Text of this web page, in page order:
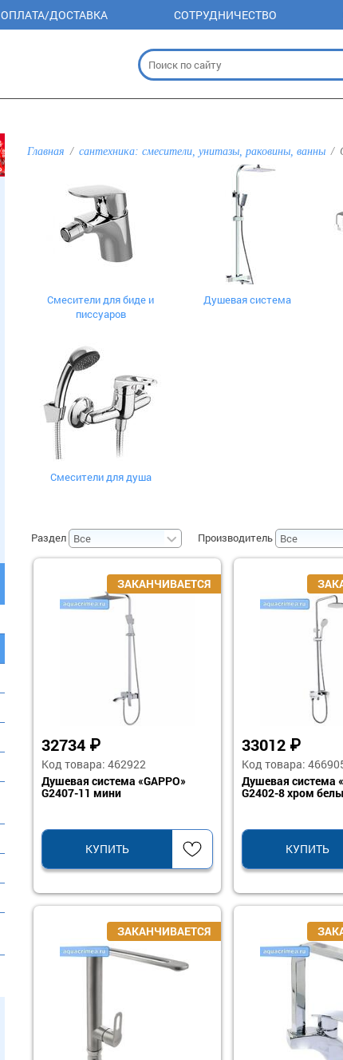
ОПЛАТА/ДОСТАВКА СОТРУДНИЧЕСТВО
Главная сантехника: смесители, унитазы, раковины, ванны
Смесители для биде и
писсуаров
Душевая система
Смесители для душа
Раздел Производитель
32734 ₽
Код товара: 462922
Душевая система «GAPPO»
G2407-11 мини
КУПИТЬ
33012 ₽
Код товара:
Душевая система
G2402-8 хром
КУПИТЬ